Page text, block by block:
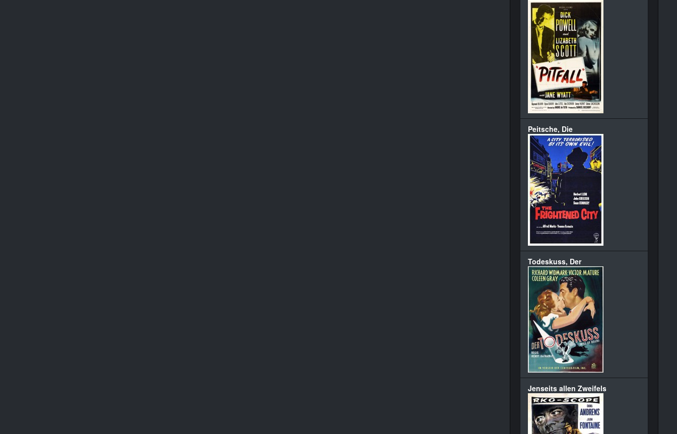
Peitsche, Die
Todeskuss, Der
Jenseits allen Zweifels